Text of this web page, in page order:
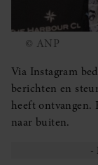
© ANP
Via Instagram
berichten en
heeft ontvangen.
naar buiten.